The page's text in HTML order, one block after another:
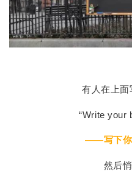
有人在上面
“Write your
——写下你
然后